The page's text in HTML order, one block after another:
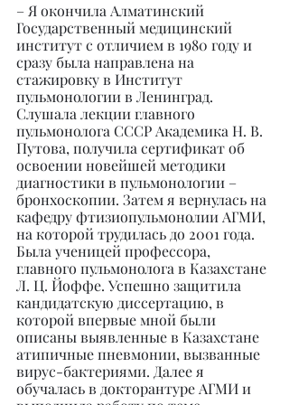
– Я окончила Алматинский
Государственный медицинский
институт с отличием в 1980 году и
сразу была направлена на
стажировку в Институт
пульмонологии в Ленинград.
Слушала лекции главного
пульмонолога СССР Академика Н. В.
Путова, получила сертификат об
освоении новейшей методики
диагностики в пульмонологии –
бронхоскопии. Затем я вернулась на
кафедру фтизиопульмонолии АГМИ,
на которой трудилась до 2001 года.
Была ученицей профессора,
главного пульмонолога в Казахстане
Л. Ц. Йоффе. Успешно защитила
кандидатскую диссертацию, в
которой впервые мной были
описаны выявленные в Казахстане
атипичные пневмонии, вызванные
вирус-бактериями. Далее я
обучалась в докторантуре АГМИ и